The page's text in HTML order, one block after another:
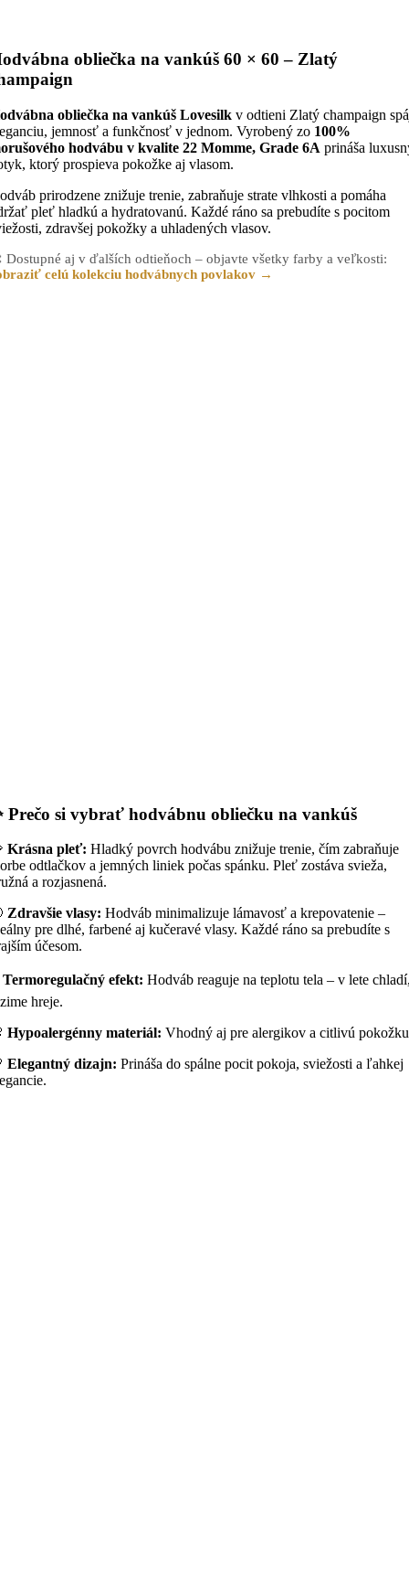
obliečka na vankúš 60 × 60 – Zlatý
obliečka na vankúš Lovesilk v odtieni Zlatý champaign
jemnosť a funkčnosť v jednom. Vyrobený zo 100%
hodvábu v kvalite 22 Momme, Grade 6A prináša
ktorý prospieva pokožke aj vlasom.
prirodzene znižuje trenie, zabraňuje strate vlhkosti a pomáha
pleť hladkú a hydratovanú. Každé ráno sa prebudíte s pocitom
zdravšej pokožky a uhladených vlasov.
Dostupné aj v ďalších odtieňoch – objavte všetky farby a veľkosti:
celú kolekciu hodvábnych povlakov →
Prečo si vybrať hodvábnu obliečku na vankúš
Krásna pleť: Hladký povrch hodvábu znižuje trenie, čím zabraňuje
odtlačkov a jemných liniek počas spánku. Pleť zostáva svieža,
a rozjasnená.
Zdravšie vlasy: Hodváb minimalizuje lámavosť a krepovatenie –
pre dlhé, farbené aj kučeravé vlasy. Každé ráno sa prebudíte s
účesom.
Termoregulačný efekt: Hodváb reaguje na teplotu tela – v lete
hreje.
Hypoalergénny materiál: Vhodný aj pre alergikov a citlivú
Elegantný dizajn: Prináša do spálne pocit pokoja, sviežosti a ľahkej